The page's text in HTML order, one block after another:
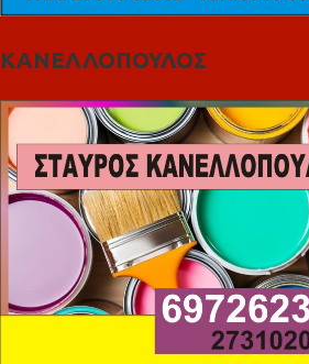
ΚΑΝΕΛΛΟΠΟΥΛΟΣ